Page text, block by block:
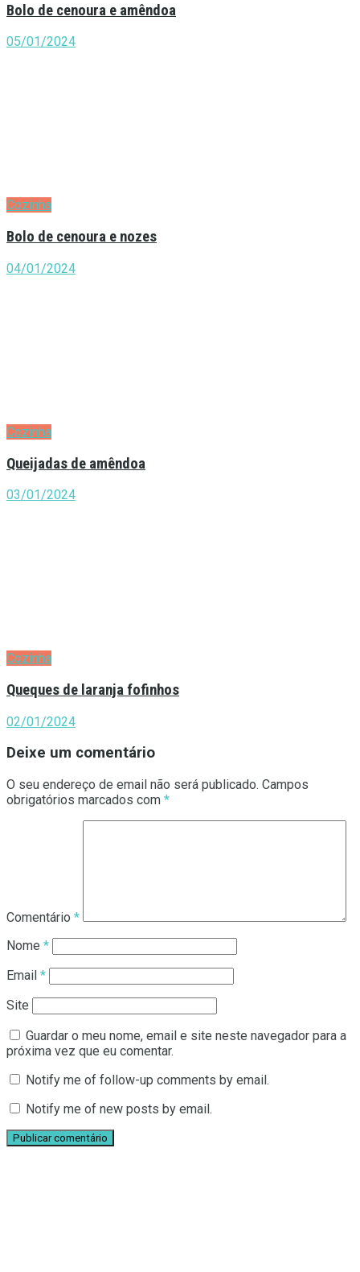
Bolo de cenoura e amêndoa
05/01/2024
Cozinha
Bolo de cenoura e nozes
04/01/2024
Cozinha
Queijadas de amêndoa
03/01/2024
Cozinha
Queques de laranja fofinhos
02/01/2024
Deixe um comentário
O seu endereço de email não será publicado. Campos
obrigatórios marcados com *
Comentário *
Nome *
Email *
Site
Guardar o meu nome, email e site neste navegador para a
próxima vez que eu comentar.
Notify me of follow-up comments by email.
Notify me of new posts by email.